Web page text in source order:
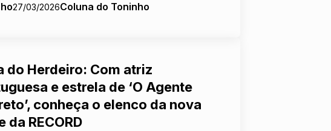
27/03/2026Coluna do Toninho
do Herdeiro: Com atriz
e estrela de ‘O Agente
conheça o elenco da nova
da RECORD